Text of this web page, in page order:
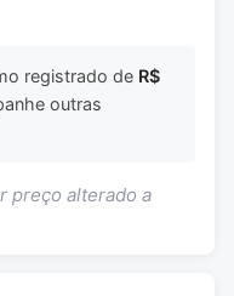
registrado de R$
outras
preço alterado a